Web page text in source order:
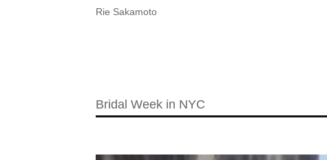
Rie Sakamoto
Bridal Week in NYC